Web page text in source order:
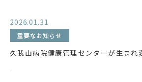
2026.01.31
重要なお知らせ
久我山病院健康管理センターが生まれ